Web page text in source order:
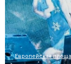
Европейская